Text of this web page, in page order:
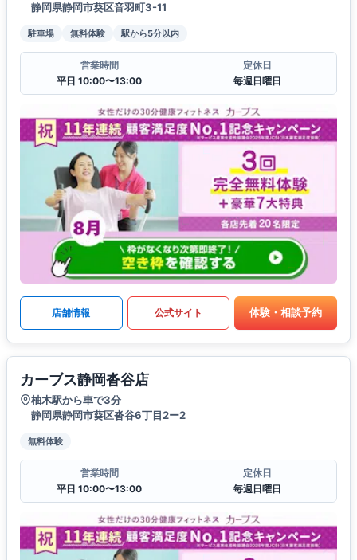
静岡県静岡市葵区音羽町3-11
駐車場 無料体験 駅から5分以内
営業時間
平日 10:00〜13:00
定休日
毎週日曜日
店舗情報 公式サイト 体験・相談予約
カーブス静岡沓谷店
柚木駅から車で3分
静岡県静岡市葵区沓谷6丁目2ー2
無料体験
営業時間
平日 10:00〜13:00
定休日
毎週日曜日